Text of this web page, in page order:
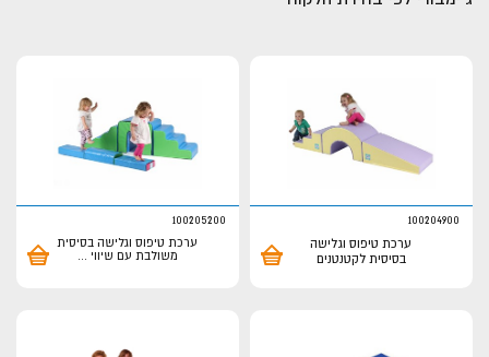
100204900
ערכת טיפוס וגלישה
בסיסית לקטנטנים
100205200
ערכת טיפוס וגלישה בסיסית
משולבת עם שיווי